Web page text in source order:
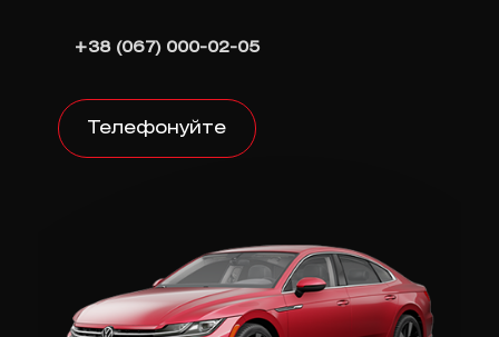
+38 (067) 000-02-05
Телефонуйте